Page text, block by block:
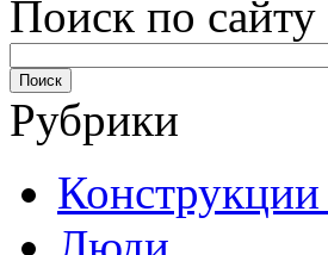
Поиск по сайту
Рубрики